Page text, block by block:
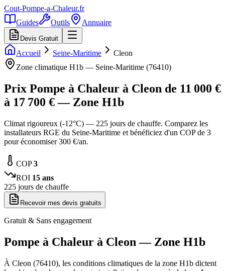
Cout-Pompe-a-Chaleur.fr
Guides
Outils Annuaire
Devis Gratuit
Accueil Seine-Maritime
Cleon
Zone climatique H1b — Seine-Maritime (76410)
Prix Pompe à Chaleur à Cleon de 11 000 €
à 17 700 € — Zone H1b
Climat rigoureux (-12°C) — 225 jours de chauffe. Comparez les
installateurs RGE du Seine-Maritime et bénéficiez d'un COP de 3
pour économiser 300 €/an.
COP3
ROI 15 ans
225 jours de chauffe
Recevoir mes devis gratuits
Gratuit & Sans engagement
Pompe à Chaleur à Cleon — Zone H1b
À Cleon (76410), les conditions climatiques de la zone H1b dictent